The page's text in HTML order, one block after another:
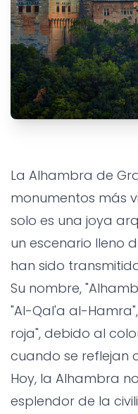
Historia y
Alhambra
Tesoro de
Grandes Villas SL•1
La Alhambra de
monumentos más
solo es una joya
un escenario lleno
han sido
Su nombre,
"Al-Qal'a al-
roja", debido al
cuando se reflejan
Hoy, la Alhambra
esplendor de la